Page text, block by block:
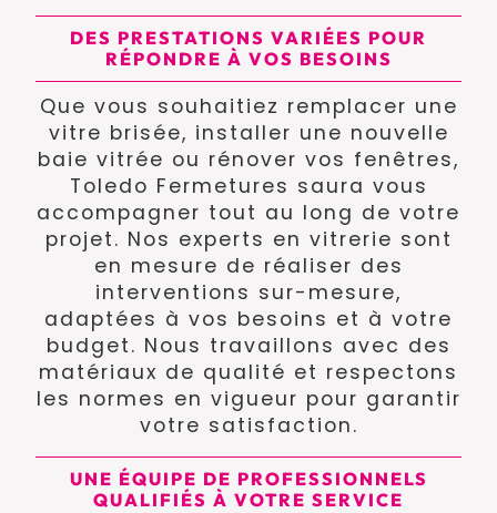
DES PRESTATIONS VARIÉES POUR
RÉPONDRE À VOS BESOINS
Que vous souhaitiez remplacer une
vitre brisée, installer une nouvelle
baie vitrée ou rénover vos fenêtres,
Toledo Fermetures saura vous
accompagner tout au long de votre
projet. Nos experts en vitrerie sont
en mesure de réaliser des
interventions sur-mesure,
adaptées à vos besoins et à votre
budget. Nous travaillons avec des
matériaux de qualité et respectons
les normes en vigueur pour garantir
votre satisfaction.
UNE ÉQUIPE DE PROFESSIONNELS
QUALIFIÉS À VOTRE SERVICE